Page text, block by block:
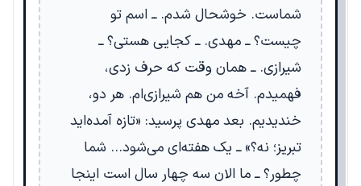
شماست. خوشحال شدم. ــ اسم تو
چیست؟ ــ مهدی. ــ کجایی هستی؟ ــ
شیرازی. ــ همان وقت که حرف زدی،
فهمیدم. آخه من هم شیرازی‌ام. هر دو،
خندیدیم. بعد مهدی پرسید: «تازه آمده‌اید
تبریز؛ نه؟» ــ یک هفته‌ای می‌شود… شما
چطور؟ ــ ما الان سه چهار سال است اینجا